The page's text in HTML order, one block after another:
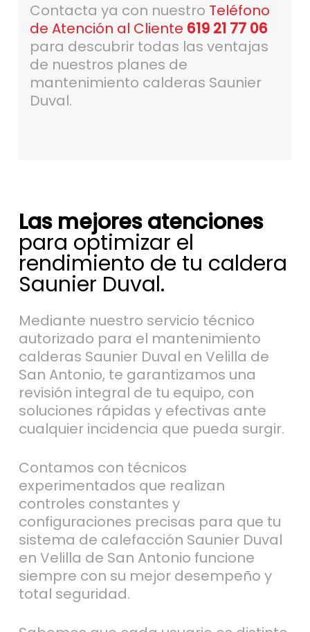
Contacta ya con nuestro Teléfono
de Atención al Cliente 619 21 77 06
para descubrir todas las ventajas
de nuestros planes de
mantenimiento calderas Saunier
Duval.
Las mejores atenciones
para optimizar el
rendimiento de tu caldera
Saunier Duval.
Mediante nuestro servicio técnico
autorizado para el mantenimiento
calderas Saunier Duval en Velilla de
San Antonio, te garantizamos una
revisión integral de tu equipo, con
soluciones rápidas y efectivas ante
cualquier incidencia que pueda surgir.
Contamos con técnicos
experimentados que realizan
controles constantes y
configuraciones precisas para que tu
sistema de calefacción Saunier Duval
en Velilla de San Antonio funcione
siempre con su mejor desempeño y
total seguridad.